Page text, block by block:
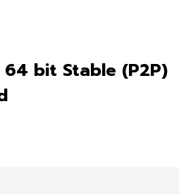
bit Stable (P2P)